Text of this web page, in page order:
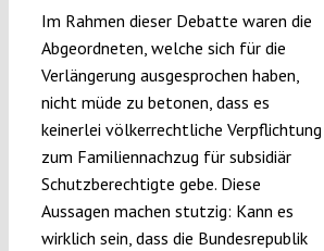
Im Rahmen dieser Debatte waren die
Abgeordneten, welche sich für die
Verlängerung ausgesprochen haben,
nicht müde zu betonen, dass es
keinerlei völkerrechtliche Verpflichtung
zum Familiennachzug für subsidiär
Schutzberechtigte gebe. Diese
Aussagen machen stutzig: Kann es
wirklich sein, dass die Bundesrepublik